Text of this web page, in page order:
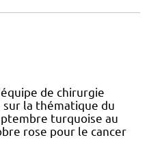
de chirurgie
la thématique du
turquoise au
rose pour le cancer